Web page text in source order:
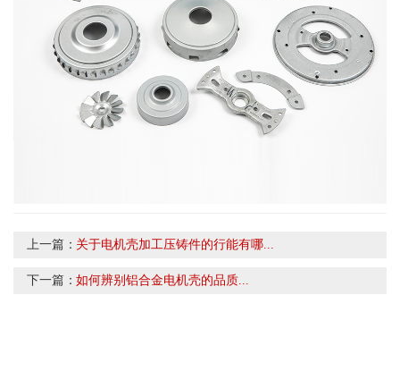
上一篇： 关于电机壳加工压铸件的行能有哪...
下一篇：如何辨别铝合金电机壳的品质...